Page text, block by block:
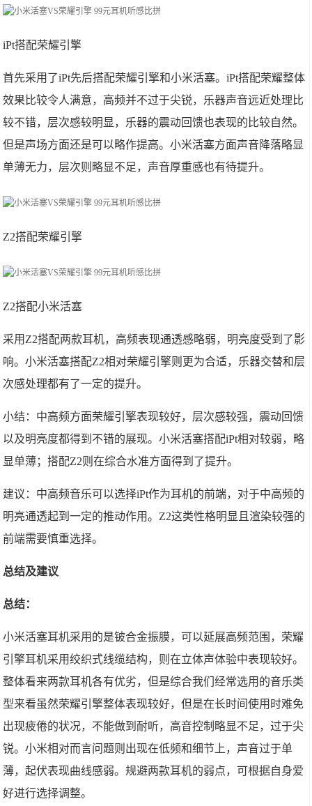
iPt搭配荣耀引擎
首先采用了iPt先后搭配荣耀引擎和小米活塞。iPt搭配荣耀整体
效果比较令人满意，高频并不过于尖锐，乐器声音远近处理比
较不错，层次感较明显，乐器的震动回馈也表现的比较自然。
但是声场方面还是可以略作提高。小米活塞方面声音降落略显
单薄无力，层次则略显不足，声音厚重感也有待提升。
Z2搭配荣耀引擎
Z2搭配小米活塞
采用Z2搭配两款耳机，高频表现通透感略弱，明亮度受到了影
响。小米活塞搭配Z2相对荣耀引擎则更为合适，乐器交替和层
次感处理都有了一定的提升。
小结：中高频方面荣耀引擎表现较好，层次感较强，震动回馈
以及明亮度都得到不错的展现。小米活塞搭配iPt相对较弱，略
显单薄；搭配Z2则在综合水准方面得到了提升。
建议：中高频音乐可以选择iPt作为耳机的前端，对于中高频的
明亮通透起到一定的推动作用。Z2这类性格明显且渲染较强的
前端需要慎重选择。
总结及建议
总结：
小米活塞耳机采用的是铍合金振膜，可以延展高频范围，荣耀
引擎耳机采用绞织式线缆结构，则在立体声体验中表现较好。
整体看来两款耳机各有优劣，但是综合我们经常选用的音乐类
型来看虽然荣耀引擎整体表现较好，但是在长时间使用时难免
出现疲倦的状况，不能做到耐听，高音控制略显不足，过于尖
锐。小米相对而言问题则出现在低频和细节上，声音过于单
薄，起伏表现曲线感弱。规避两款耳机的弱点，可根据自身爱
好进行选择调整。